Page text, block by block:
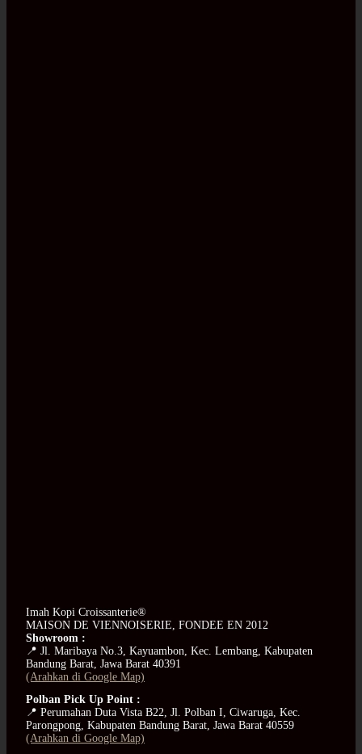
Imah Kopi Croissanterie®
MAISON DE VIENNOISERIE, FONDEE EN 2012
Showroom :
📍 Jl. Maribaya No.3, Kayuambon, Kec. Lembang, Kabupaten
Bandung Barat, Jawa Barat 40391
(Arahkan di Google Map)
Polban Pick Up Point :
📍 Perumahan Duta Vista B22, Jl. Polban I, Ciwaruga, Kec.
Parongpong, Kabupaten Bandung Barat, Jawa Barat 40559
(Arahkan di Google Map)